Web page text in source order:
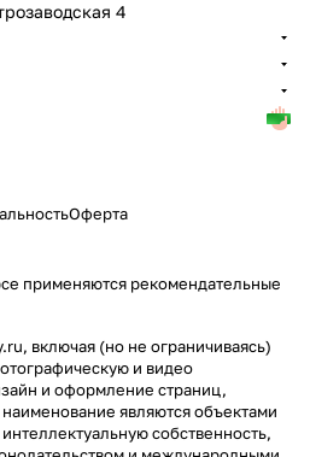
4
Оферта
применяются рекомендательные
включая (но не ограничиваясь)
и видео
и оформление страниц,
являются объектами
собственность,